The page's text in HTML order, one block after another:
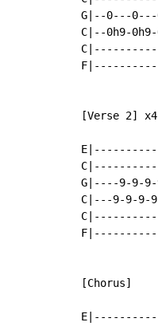
G|--0---
C|--0h9-
[Verse 2] x4
G|----9-9-
C|---9-9-
[Chorus]